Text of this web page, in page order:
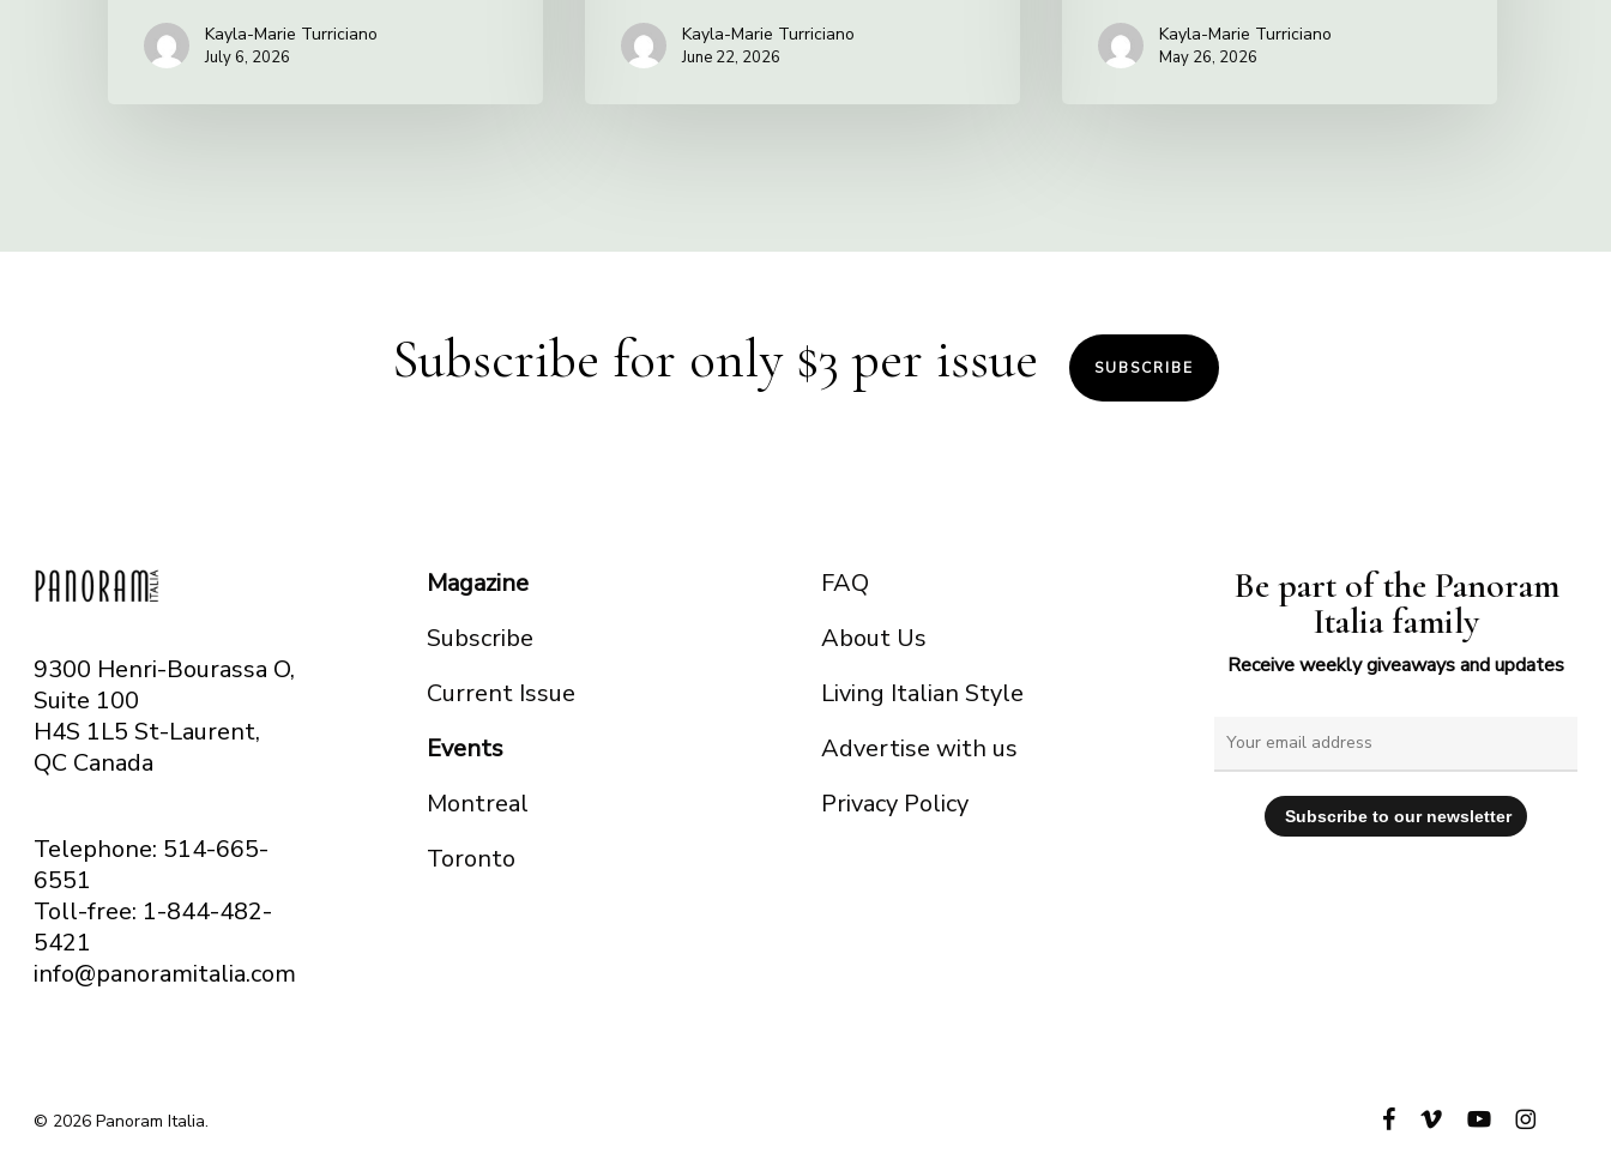
Kayla-Marie Turriciano
July 6, 2026
Kayla-Marie Turriciano
June 22, 2026
Kayla-Marie Turriciano
May 26, 2026
Subscribe for only $3 per issue SUBSCRIBE
9300 Henri-Bourassa O,
Suite 100
H4S 1L5 St-Laurent,
QC Canada
Telephone: 514-665-
6551
Toll-free: 1-844-482-
5421
info@panoramitalia.com
Magazine
Subscribe
Current Issue
Events
Montreal
Toronto
FAQ
About Us
Living Italian Style
Advertise with us
Privacy Policy
Be part of the Panoram
Italia family
Receive weekly giveaways and updates
© 2026 Panoram Italia. facebook
vimeo youtubeinstagram